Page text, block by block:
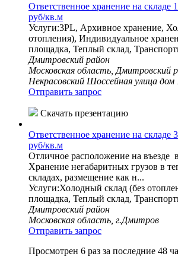
Ответственное хранение на складе
руб/кв.м
Услуги:3PL, Архивное хранение,
отопления), Индивидуальное
площадка, Теплый склад,
Дмитровский район
Московская область, Дмитровский
Некрасовский Шоссейная улица дом
Отправить запрос
Скачать презентацию
Ответственное хранение на складе
руб/кв.м
Отличное расположение на въезде
Хранение негабаритных грузов в
складах, размещение как н...
Услуги:Холодный склад (без
площадка, Теплый склад,
Дмитровский район
Московская область, г.Дмитров
Отправить запрос
Просмотрен 6 раз за последние 48